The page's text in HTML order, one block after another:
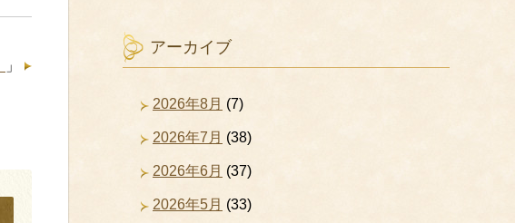
」
アーカイブ
2026年8月 (7)
2026年7月 (38)
2026年6月 (37)
2026年5月 (33)